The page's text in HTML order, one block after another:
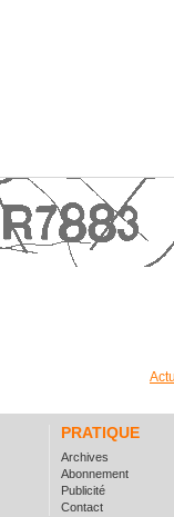
PRATIQUE
Archives
Abonnement
Publicité
Contact